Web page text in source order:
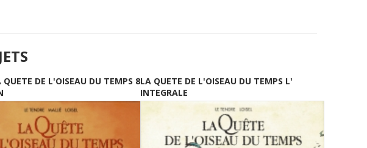
DE L'OISEAU DU TEMPS 8LA QUETE DE L'OISEAU DU TEMPS L'
INTEGRALE